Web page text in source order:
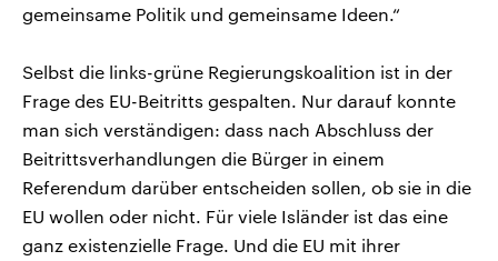
gemeinsame Politik und gemeinsame Ideen.“
Selbst die links-grüne Regierungskoalition ist in der
Frage des EU-Beitritts gespalten. Nur darauf konnte
man sich verständigen: dass nach Abschluss der
Beitrittsverhandlungen die Bürger in einem
Referendum darüber entscheiden sollen, ob sie in die
EU wollen oder nicht. Für viele Isländer ist das eine
ganz existenzielle Frage. Und die EU mit ihrer